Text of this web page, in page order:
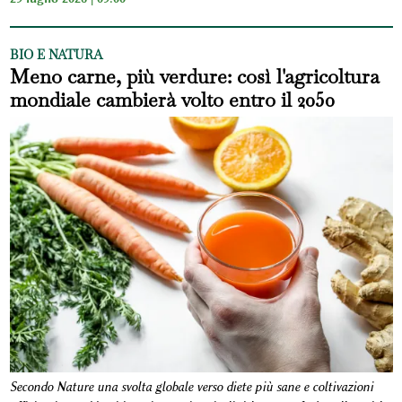
BIO E NATURA
Meno carne, più verdure: così l'agricoltura
mondiale cambierà volto entro il 2050
Secondo Nature una svolta globale verso diete più sane e coltivazioni